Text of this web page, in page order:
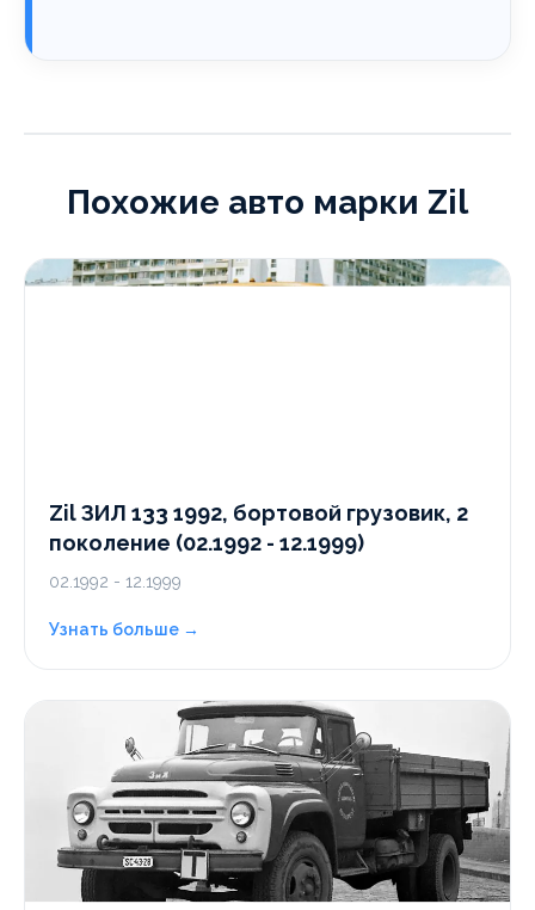
Похожие авто марки Zil
Zil ЗИЛ 133 1992, бортовой грузовик, 2
поколение (02.1992 - 12.1999)
02.1992 - 12.1999
Узнать больше →